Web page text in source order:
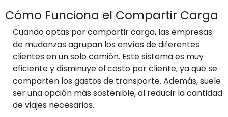
Cómo Funciona el Compartir Carga
Cuando optas por compartir carga, las empresas
de mudanzas agrupan los envíos de diferentes
clientes en un solo camión. Este sistema es muy
eficiente y disminuye el costo por cliente, ya que se
comparten los gastos de transporte. Además, suele
ser una opción más sostenible, al reducir la cantidad
de viajes necesarios.